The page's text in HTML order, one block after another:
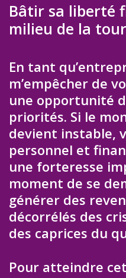
Bâtir sa liberté
milieu de la
En tant
m’empêcher de
une opportunité
priorités. Si le
devient instable,
personnel et
une forteresse
moment de se
générer des
décorrélés des
des caprices du
Pour atteindre